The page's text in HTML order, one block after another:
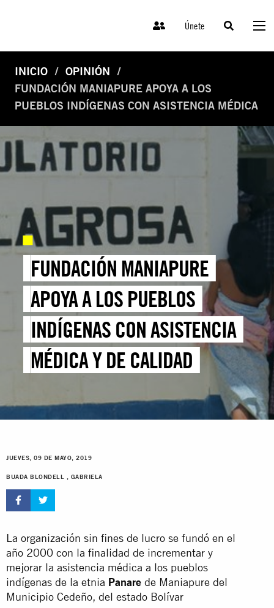
Únete
INICIO
OPINIÓN
FUNDACIÓN MANIAPURE APOYA A LOS
PUEBLOS INDÍGENAS CON ASISTENCIA MÉDICA
FUNDACIÓN MANIAPURE
APOYA A LOS PUEBLOS
INDÍGENAS CON ASISTENCIA
MÉDICA Y DE CALIDAD
JUEVES, 09 DE MAYO, 2019
BUADA BLONDELL , GABRIELA
La organización sin fines de lucro se fundó en el
año 2000 con la finalidad de incrementar y
mejorar la asistencia médica a los pueblos
indígenas de la etnia Panare de Maniapure del
Municipio Cedeño, del estado Bolívar